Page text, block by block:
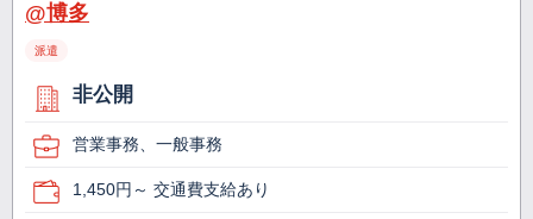
@博多
派遣
非公開
営業事務、一般事務
1,450円～ 交通費支給あり